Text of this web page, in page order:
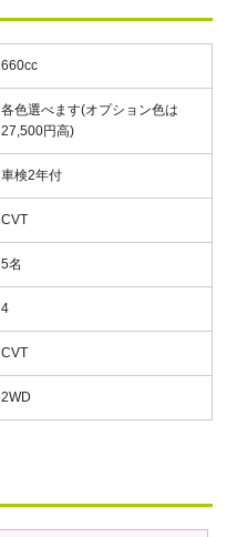
660cc
各色選べます(オプション色は
27,500円高)
車検2年付
CVT
5名
4
CVT
2WD